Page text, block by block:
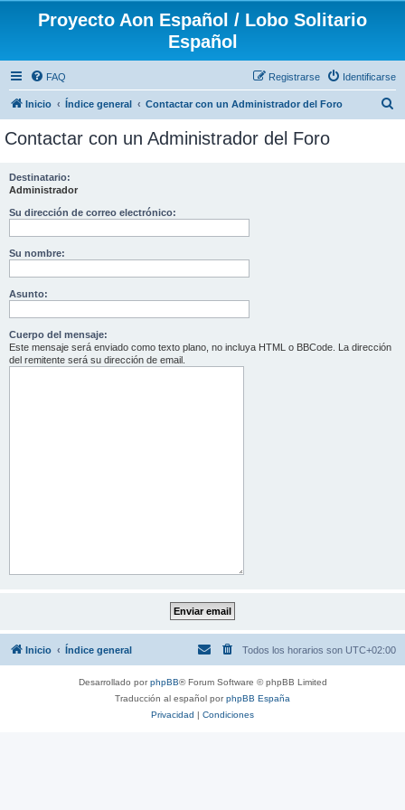
Proyecto Aon Español / Lobo Solitario
Español
FAQ Identificarse
Registrarse
Inicio Índice general Contactar con un Administrador del Foro
Contactar con un Administrador del Foro
Destinatario:
Administrador
Su dirección de correo electrónico:
Su nombre:
Asunto:
Cuerpo del mensaje:
Este mensaje será enviado como texto plano, no incluya HTML o BBCode. La dirección
del remitente será su dirección de email.
Inicio Índice general Todos los horarios son UTC+02:00
Desarrollado porphpBB® Forum Software © phpBB Limited
Traducción al español porphpBB España
Privacidad | Condiciones